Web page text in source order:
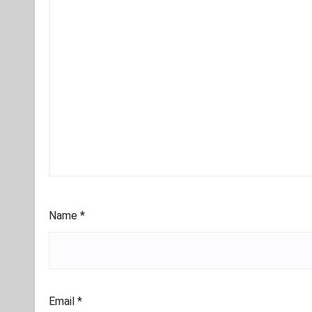
Name *
Email *